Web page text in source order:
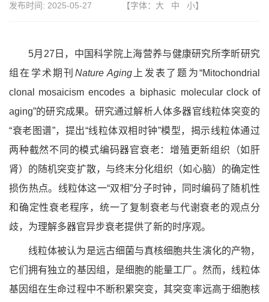
发布时间: 2025-05-27 【字体： 大 中 小】
5月27日，中国科学院上海营养与健康研究所李昕研究
组在学术期刊 Nature Aging上发表了题为“Mitochondrial
clonal mosaicism encodes a biphasicmolecular clock of
aging”的研究成果。研究通过解析人体多器官线粒体突变的
“衰老图谱”，提出“线粒体双相时钟”模型， 揭示线粒体通过
两种截然不同的模式编码器官衰老：增殖更新组织（如肝
肾）的随机突变扩散，与终末分化组织（如心脑）的确定性
损伤热点。线粒体这一“双相”分子时钟，同时编码了随机性
和确定性衰老程序，统一了复制衰老与代谢衰老的观点分
歧，为理解多器官异步衰老提供了新的时序观。
线粒体被认为是远古细菌与真核细胞共生演化的产物，
它们拥有独立的基因组，是细胞的能量工厂。然而，线粒体
基因组在生命过程中不断积累突变，其突变率远高于细胞核